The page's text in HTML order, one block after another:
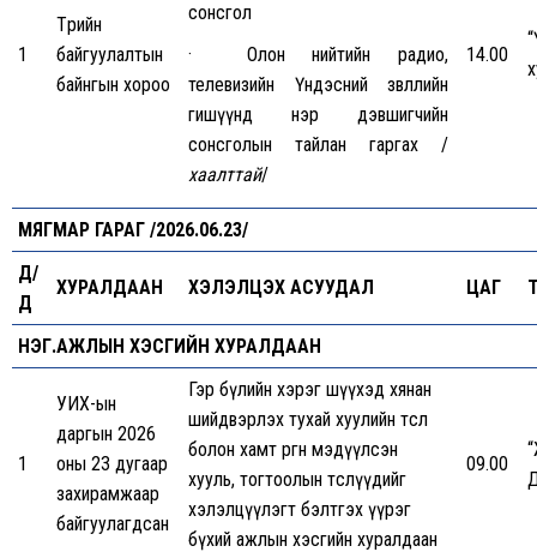
1
Төрийн
байгуулалтын
байнгын хороо
сонсгол
· Олон нийтийн радио,
телевизийн Үндэсний зөвлөлийн
гишүүнд нэр дэвшигчийн
сонсголын тайлан гаргах /
хаалттай/
14.00
МЯГМАР ГАРАГ /2026.06.23/
Д/
Д
ХУРАЛДААН ХЭЛЭЛЦЭХ АСУУДАЛ ЦАГ
НЭГ.АЖЛЫН ХЭСГИЙН ХУРАЛДААН
1
УИХ-ын
даргын 2026
оны 23 дугаар
захирамжаар
байгуулагдсан
Гэр бүлийн хэрэг шүүхэд хянан
шийдвэрлэх тухай хуулийн төсөл
болон хамт өргөн мэдүүлсэн
хууль, тогтоолын төслүүдийг
хэлэлцүүлэгт бэлтгэх үүрэг
бүхий ажлын хэсгийн хуралдаан
09.00